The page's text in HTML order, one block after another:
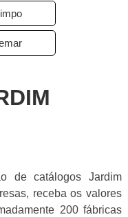
de catálogos Jardim
receba os valores
200 fábricas